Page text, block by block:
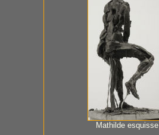
Mathilde esquisse